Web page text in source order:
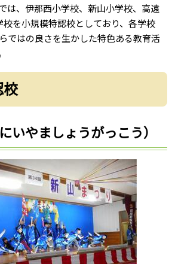
は、伊那西小学校、新山小学校、高遠
を小規模特認校としており、各学校
ではの良さを生かした特色ある教育活
校
いやましょうがっこう）